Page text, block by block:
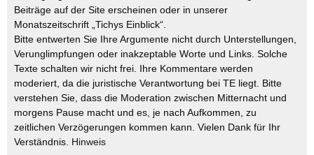
Beiträge auf der Site erscheinen oder in unserer
Monatszeitschrift „Tichys Einblick“.
Bitte entwerten Sie Ihre Argumente nicht durch Unterstellungen,
Verunglimpfungen oder inakzeptable Worte und Links. Solche
Texte schalten wir nicht frei. Ihre Kommentare werden
moderiert, da die juristische Verantwortung bei TE liegt. Bitte
verstehen Sie, dass die Moderation zwischen Mitternacht und
morgens Pause macht und es, je nach Aufkommen, zu
zeitlichen Verzögerungen kommen kann. Vielen Dank für Ihr
Verständnis. Hinweis